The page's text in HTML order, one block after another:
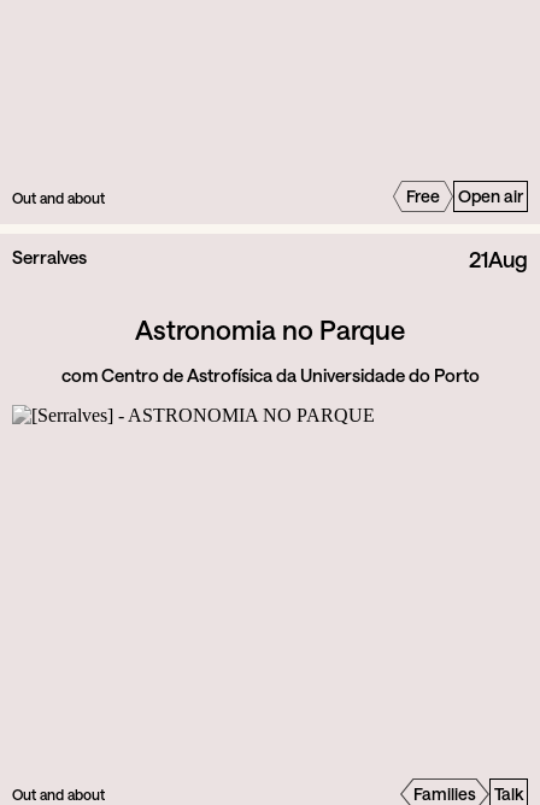
Out and about Free Open air
Serralves 21Aug
Astronomia no Parque
com Centro de Astrofísica da Universidade do Porto
Out and about Families Talk